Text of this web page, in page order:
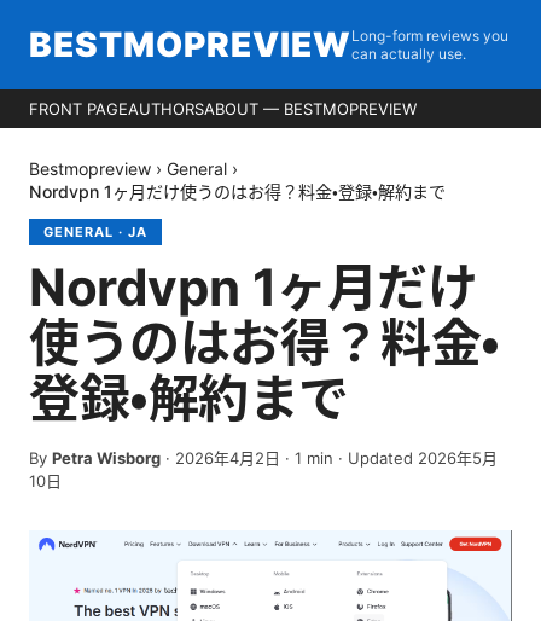
BESTMOPREVIEW Long-form reviews you
can actually use.
FRONT PAGEAUTHORSABOUT — BESTMOPREVIEW
Bestmopreview › General ›
Nordvpn 1ヶ月だけ使うのはお得？料金・登録・解約まで
GENERAL · JA
Nordvpn 1ヶ月だけ
使うのはお得？料金・
登録・解約まで
By Petra Wisborg · 2026年4月2日 · 1 min · Updated 2026年5月
10日